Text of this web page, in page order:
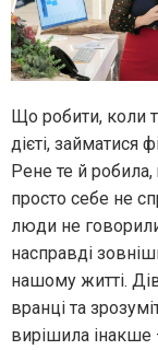
Що робити, коли
дієті, займатися
Рене те й
просто себе не
люди не
насправді
нашому житті.
вранці та
вирішила інакше